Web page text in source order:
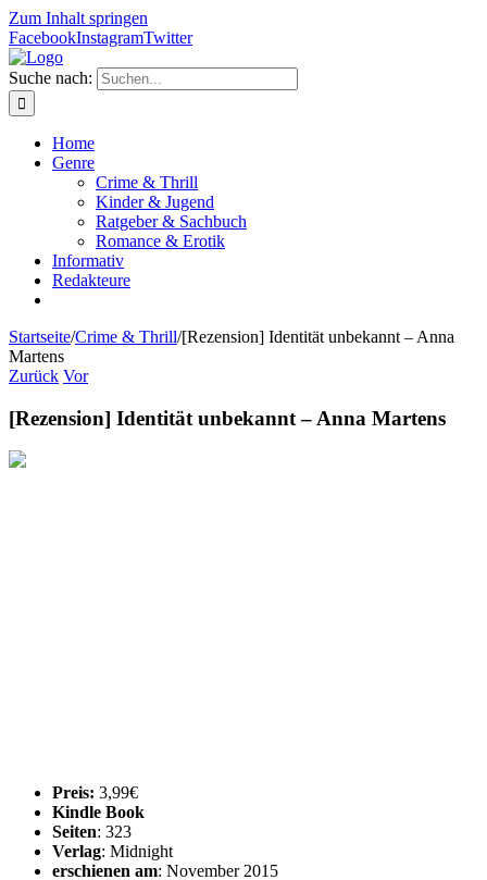
Zum Inhalt springen
FacebookInstagramTwitter
Suche nach:
Home
Genre
Crime & Thrill
Kinder & Jugend
Ratgeber & Sachbuch
Romance & Erotik
Informativ
Redakteure
Startseite/Crime & Thrill/[Rezension] Identität unbekannt – Anna
Martens
Zurück Vor
[Rezension] Identität unbekannt – Anna Martens
Preis: 3,99€
Kindle Book
Seiten: 323
Verlag: Midnight
erschienen am: November 2015